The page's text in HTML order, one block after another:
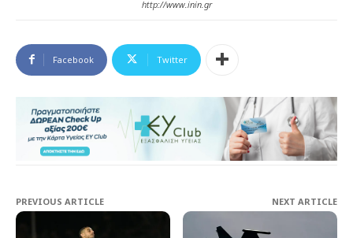
http://www.inin.gr
Facebook Twitter
PREVIOUS ARTICLE NEXT ARTICLE